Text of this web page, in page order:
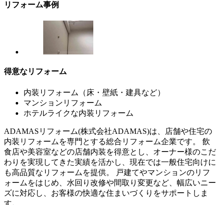
リフォーム事例
得意なリフォーム
内装リフォーム（床・壁紙・建具など）
マンションリフォーム
ホテルライクな内装リフォーム
ADAMASリフォーム(株式会社ADAMAS)は、店舗や住宅の
内装リフォームを専門とする総合リフォーム企業です。 飲
食店や美容室などの店舗内装を得意とし、オーナー様のこだ
わりを実現してきた実績を活かし、現在では一般住宅向けに
も高品質なリフォームを提供。 戸建てやマンションのリフ
ォームをはじめ、水回り改修や間取り変更など、幅広いニー
ズに対応し、お客様の快適な住まいづくりをサポートしま
す。